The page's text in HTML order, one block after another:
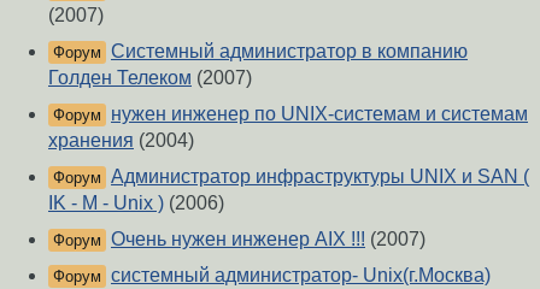
(2007)
Форум Системный администратор в компанию
Голден Телеком (2007)
Форум
нужен инженер по UNIX-системам и системам
хранения (2004)
Форум Администратор инфраструктуры UNIX и SAN (
IK - M - Unix ) (2006)
Форум Очень нужен инженер AIX !!! (2007)
Форум системный администратор- Unix(г.Москва)